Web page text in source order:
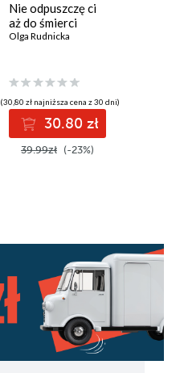
Nie odpuszczę ci
aż do śmierci
Olga Rudnicka
(30,80 zł najniższa cena z 30 dni)
30.80 zł
39.99zł (-23%)